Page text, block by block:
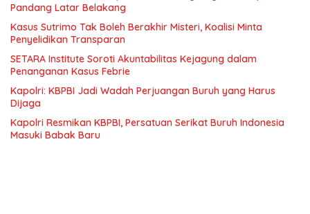
Pandang Latar Belakang
Kasus Sutrimo Tak Boleh Berakhir Misteri, Koalisi Minta
Penyelidikan Transparan
SETARA Institute Soroti Akuntabilitas Kejagung dalam
Penanganan Kasus Febrie
Kapolri: KBPBI Jadi Wadah Perjuangan Buruh yang Harus
Dijaga
Kapolri Resmikan KBPBI, Persatuan Serikat Buruh Indonesia
Masuki Babak Baru